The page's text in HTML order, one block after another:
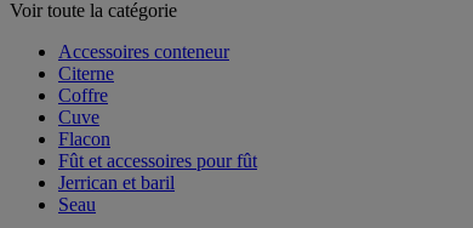
Voir toute la catégorie
Accessoires conteneur
Citerne
Coffre
Cuve
Flacon
Fût et accessoires pour fût
Jerrican et baril
Seau